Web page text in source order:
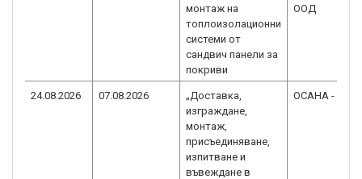
монтаж на
топлоизолационни
системи от
сандвич панели за
покриви
ООД
24.08.2026 07.08.2026
„Доставка,
изграждане,
монтаж,
присъединяване,
изпитване и
въвеждане в
ОСАНА - 96